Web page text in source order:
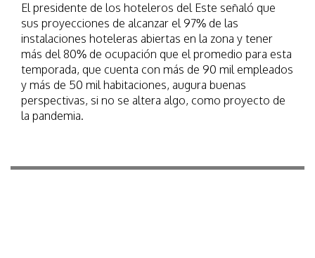
El presidente de los hoteleros del Este señaló que
sus proyecciones de alcanzar el 97% de las
instalaciones hoteleras abiertas en la zona y tener
más del 80% de ocupación que el promedio para esta
temporada, que cuenta con más de 90 mil empleados
y más de 50 mil habitaciones, augura buenas
perspectivas, si no se altera algo, como proyecto de
la pandemia.